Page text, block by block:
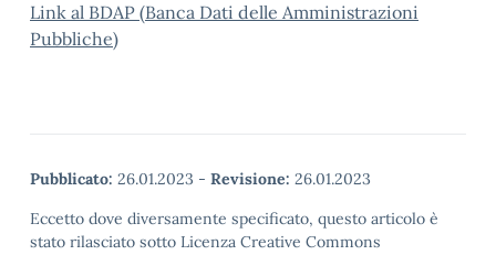
Link al BDAP (Banca Dati delle Amministrazioni
Pubbliche)
Pubblicato: 26.01.2023 - Revisione: 26.01.2023
Eccetto dove diversamente specificato, questo articolo è
stato rilasciato sotto Licenza Creative Commons